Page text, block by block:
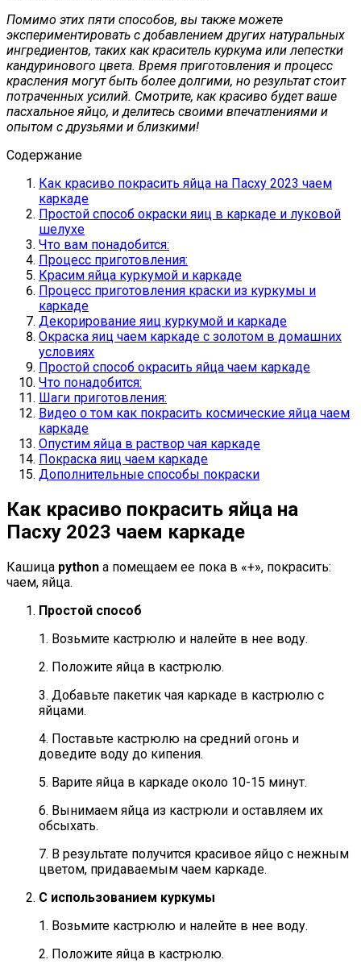
Помимо этих пяти способов, вы также можете
экспериментировать с добавлением других натуральных
ингредиентов, таких как краситель куркума или лепестки
кандуринового цвета. Время приготовления и процесс
красления могут быть более долгими, но результат стоит
потраченных усилий. Смотрите, как красиво будет ваше
пасхальное яйцо, и делитесь своими впечатлениями и
опытом с друзьями и близкими!
Содержание
Как красиво покрасить яйца на Пасху 2023 чаем
каркаде
Простой способ окраски яиц в каркаде и луковой
шелухе
Что вам понадобится:
Процесс приготовления:
Красим яйца куркумой и каркаде
Процесс приготовления краски из куркумы и
каркаде
Декорирование яиц куркумой и каркаде
Окраска яиц чаем каркаде с золотом в домашних
условиях
Простой способ окрасить яйца чаем каркаде
Что понадобится:
Шаги приготовления:
Видео о том как покрасить космические яйца чаем
каркаде
Опустим яйца в раствор чая каркаде
Покраска яиц чаем каркаде
Дополнительные способы покраски
Как красиво покрасить яйца на
Пасху 2023 чаем каркаде
Кашица python а помещаем ее пока в «+», покрасить:
чаем, яйца.
Простой способ
1. Возьмите кастрюлю и налейте в нее воду.
2. Положите яйца в кастрюлю.
3. Добавьте пакетик чая каркаде в кастрюлю с
яйцами.
4. Поставьте кастрюлю на средний огонь и
доведите воду до кипения.
5. Варите яйца в каркаде около 10-15 минут.
6. Вынимаем яйца из кастрюли и оставляем их
обсыхать.
7. В результате получится красивое яйцо с нежным
цветом, придаваемым чаем каркаде.
С использованием куркумы
1. Возьмите кастрюлю и налейте в нее воду.
2. Положите яйца в кастрюлю.